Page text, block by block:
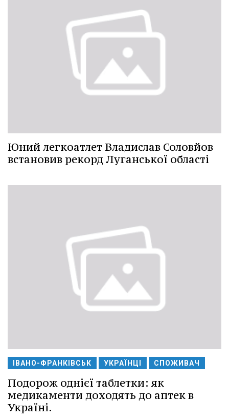
Юний легкоатлет Владислав Соловйов
встановив рекорд Луганської області
ІВАНО-ФРАНКІВСЬК УКРАЇНЦІ СПОЖИВАЧ
Подорож однієї таблетки: як
медикаменти доходять до аптек в
Україні.